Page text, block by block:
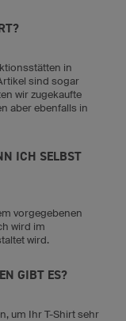
in
sind sogar
wir zugekaufte
aber ebenfalls in
ICH SELBST
vorgegebenen
wird im
wird.
GIBT ES?
um Ihr T-Shirt sehr